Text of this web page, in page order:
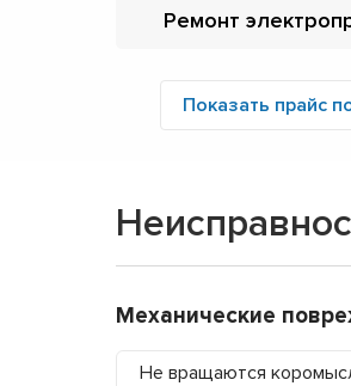
Ремонт
Показать прайс
Механические
Не вращаются